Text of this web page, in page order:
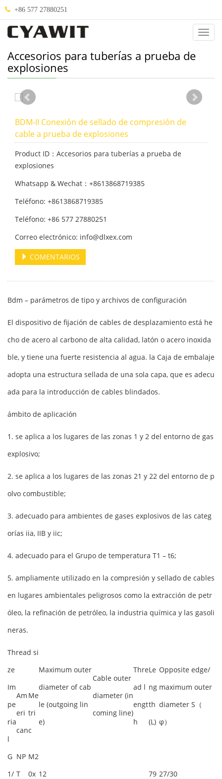
+86 577 27880251
Us
Accesorios para tuberías a prueba de
explosiones
BDM-II Conexión de sellado de compresión de
cable a prueba de explosiones
Product ID：Accesorios para tuberías a prueba de
explosiones
Whatsapp & Wechat：+8613868719385
Teléfono: +8613868719385
Teléfono: +86 577 27880251
Correo electrónico: info@dlxex.com
COMENTARIOS
Bdm – parámetros de tipo y archivos de configuración
El dispositivo de fijación de cables de desplazamiento está he
cho de acero al carbono de alta calidad, latón o acero inoxida
ble, y tiene una fuerte resistencia al agua. la Caja de embalaje
adopta una estructura sellada de una sola capa, que es adecu
ada para la introducción de cables blindados.
ámbito de aplicación
1. se aplica a los lugares de las zonas 1 y 2 del entorno de gas
explosivo;
2. se aplica a los lugares de las zonas 21 y 22 del entorno de p
olvo combustible;
3. adecuado para ambientes de gases explosivos de las categ
orías iia, IIB y iic;
4. adecuado para el Grupo de temperatura T1 – t6;
5. ampliamente utilizado en la compresión y sellado de cables
en lugares ambientales peligrosos como la extracción de petr
óleo, la refinación de petróleo, la industria química y las gasoli
neras.
Thread si
ze
Maximum outer
diameter of cab
le (outgoing lin
e)
Cable outer
diameter (in
coming line)
Thre
ad l
engt
h
Le
ng
th
(L)
Opposite edge/
maximum outer
diameter S（
φ）
Im
pe
ria
l
Am
eri
can
Me
tri
c
G
1/
NP
T
M2
0x 12 79 27/30